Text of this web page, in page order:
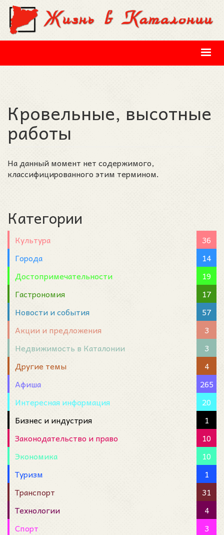
Перейти к основному содержанию
Кровельные, высотные
работы
На данный момент нет содержимого,
классифицированного этим термином.
Категории
Культура
36
Города
14
Достопримечательности
19
Гастрономия
17
Новости и события
57
Акции и предложения
3
Недвижимость в Каталонии
3
Другие темы
4
Афиша
265
Интересная информация
20
Бизнес и индустрия
1
Законодательство и право
10
Экономика
10
Туризм
1
Транспорт
31
Технологии
4
Спорт
3